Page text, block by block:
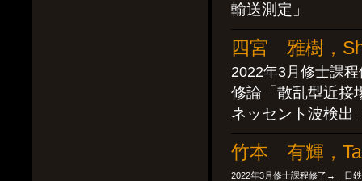
輸送測定」
四宮 雅樹，
2022年3月修士課
修論「散乱型近接
ネッセント波検出
竹本 有輝，
2022年3月修士課程修了→ 日